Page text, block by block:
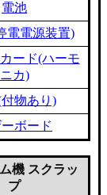
電池
電電源装置)
ード(ハーモ
ニカ)
物あり)
ボード
機 スクラッ
プ